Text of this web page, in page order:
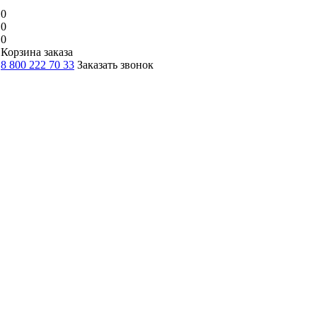
0
0
0
Корзина заказа
8 800 222 70 33 Заказать звонок